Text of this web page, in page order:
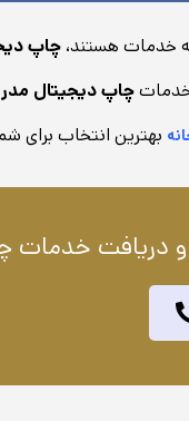
خدمات هستند، چاپ
خدماتچاپ دیجیتال
بهترین انتخاب برای
خدمات